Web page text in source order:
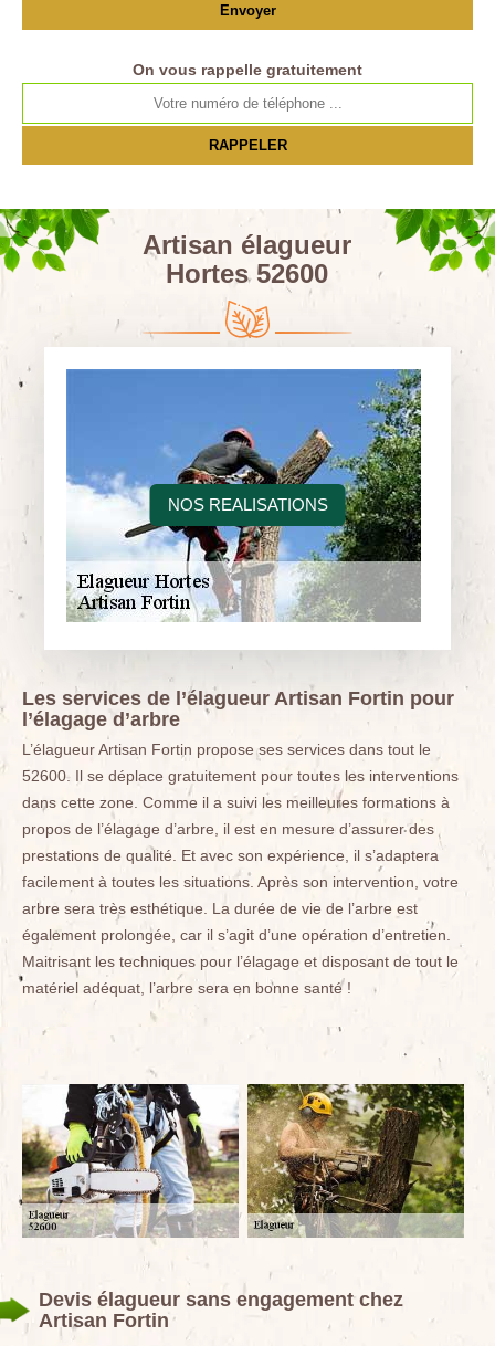
NOS REALISATIONS
On vous rappelle gratuitement
Artisan élagueur
Hortes 52600
Les services de l’élagueur Artisan Fortin pour
l’élagage d’arbre
L’élagueur Artisan Fortin propose ses services dans tout le
52600. Il se déplace gratuitement pour toutes les interventions
dans cette zone. Comme il a suivi les meilleures formations à
propos de l’élagage d’arbre, il est en mesure d’assurer des
prestations de qualité. Et avec son expérience, il s’adaptera
facilement à toutes les situations. Après son intervention, votre
arbre sera très esthétique. La durée de vie de l’arbre est
également prolongée, car il s’agit d’une opération d’entretien.
Maitrisant les techniques pour l’élagage et disposant de tout le
matériel adéquat, l’arbre sera en bonne santé !
Devis élagueur sans engagement chez
Artisan Fortin